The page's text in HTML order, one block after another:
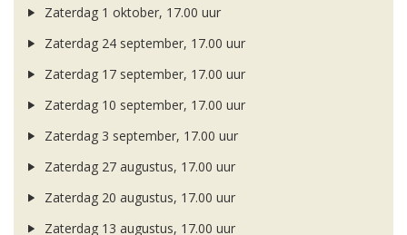
Zaterdag 1 oktober, 17.00 uur
Zaterdag 24 september, 17.00 uur
Zaterdag 17 september, 17.00 uur
Zaterdag 10 september, 17.00 uur
Zaterdag 3 september, 17.00 uur
Zaterdag 27 augustus, 17.00 uur
Zaterdag 20 augustus, 17.00 uur
Zaterdag 13 augustus, 17.00 uur